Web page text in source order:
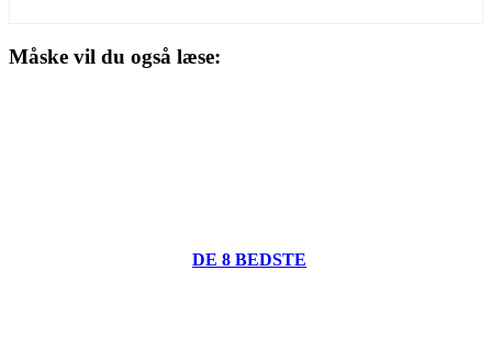
Måske vil du også læse:
DE 8 BEDSTE